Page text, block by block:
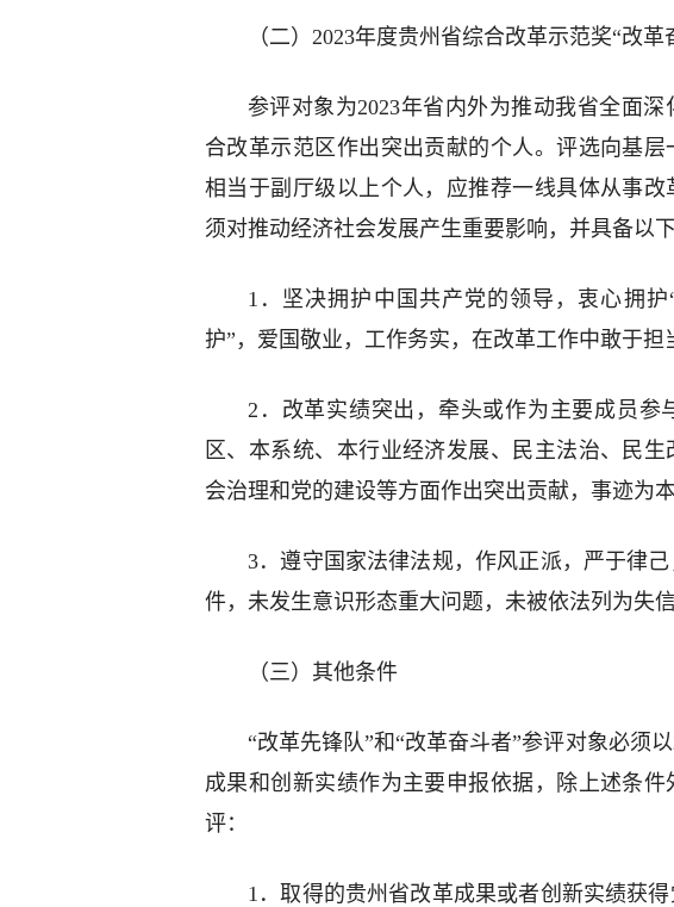
（二）2023年度贵州省综合改革示范奖“改革
参评对象为2023年省内外为推动我省全面
合改革示范区作出突出贡献的个人。评选向基
相当于副厅级以上个人，应推荐一线具体从事
须对推动经济社会发展产生重要影响，并具备以下
1．坚决拥护中国共产党的领导，衷心拥
护”，爱国敬业，工作务实，在改革工作中敢于担
2．改革实绩突出，牵头或作为主要成员参
区、本系统、本行业经济发展、民主法治、民
会治理和党的建设等方面作出突出贡献，事迹为
3．遵守国家法律法规，作风正派，严于律
件，未发生意识形态重大问题，未被依法列为失
（三）其他条件
“改革先锋队”和“改革奋斗者”参评对象必须
成果和创新实绩作为主要申报依据，除上述条
评：
1．取得的贵州省改革成果或者创新实绩获